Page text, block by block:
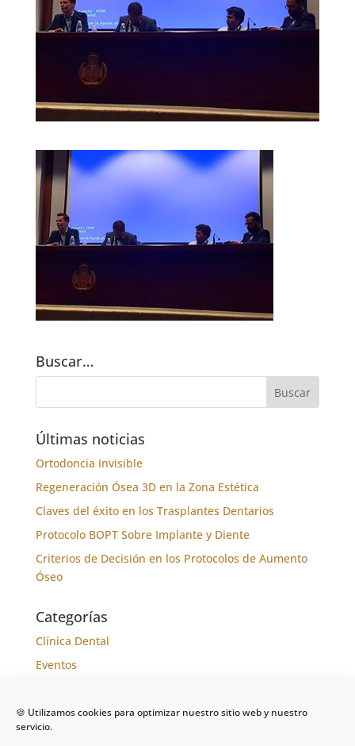
🍪 Utilizamos cookies para optimizar nuestro sitio web y nuestro
servicio.
Buscar…
Últimas noticias
Ortodoncia Invisible
Regeneración Ósea 3D en la Zona Estética
Claves del éxito en los Trasplantes Dentarios
Protocolo BOPT Sobre Implante y Diente
Criterios de Decisión en los Protocolos de Aumento
Óseo
Categorías
Clínica Dental
Eventos
Noticias